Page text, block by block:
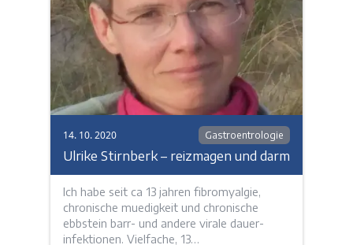
14. 10. 2020 Gastroentrologie
Ulrike Stirnberk – reizmagen und darm
Ich habe seit ca 13 jahren fibromyalgie,
chronische muedigkeit und chronische
ebbstein barr- und andere virale dauer-
infektionen. Vielfache, 13…